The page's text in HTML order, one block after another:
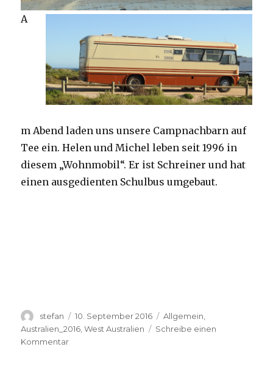
A
m Abend laden uns unsere Campnachbarn auf
Tee ein. Helen und Michel leben seit 1996 in
diesem „Wohnmobil“. Er ist Schreiner und hat
einen ausgedienten Schulbus umgebaut.
Autor
stefan
Veröffentlicht
am
10. September 2016 Kategorien
Allgemein
Australien_2016 ,West Australien
Schreibe einen
Kommentarzu